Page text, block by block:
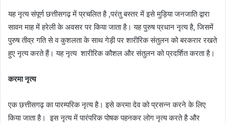
यह नृत्य संपूर्ण छत्तीसगढ़ में प्रचलित है ,परंतु बस्तर में इसे मुड़िया जनजाति द्वारा
सावन माह में हरेली के अवसर पर किया जाता है। यह पुरुष प्रधान नृत्य है, जिसमें
पुरुष तीव्र गति से व कुशलता के साथ गेड़ी पर शारीरिक संतुलन को बरकरार रखते
हुए नृत्य करते हैं। यह नृत्य शारीरिक कौशल और संतुलन को प्रदर्शित करता है।
करमा नृत्य
एक छत्तीसगढ़ का पारम्परिक नृत्य है। इसे करमा देव को प्रसन्न करने के लिए
किया जाता है। इस नृत्य में पारंपरिक पोषक पहनकर लोग नृत्य करते है और